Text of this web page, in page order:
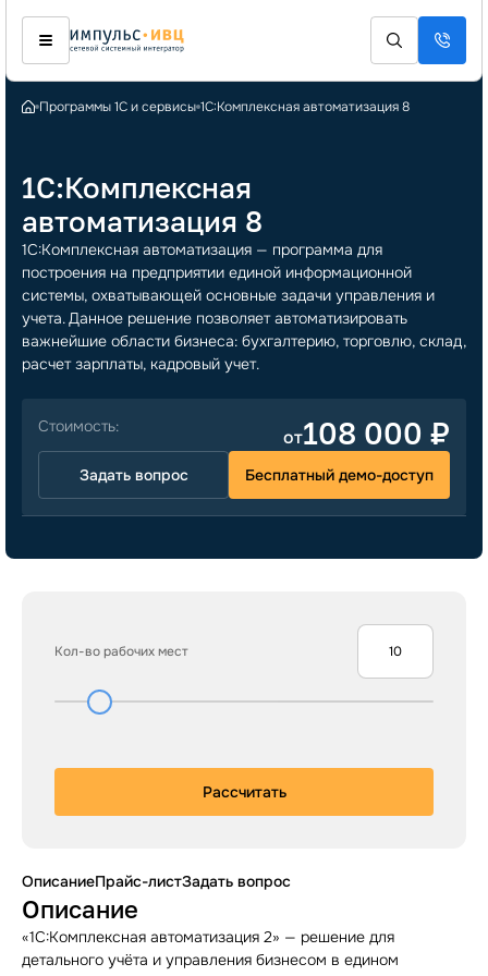
Программы 1С и сервисы 1С:Комплексная автоматизация 8
1С:Комплексная
автоматизация 8
1С:Комплексная автоматизация — программа для
построения на предприятии единой информационной
системы, охватывающей основные задачи управления и
учета. Данное решение позволяет автоматизировать
важнейшие области бизнеса: бухгалтерию, торговлю, склад,
расчет зарплаты, кадровый учет.
от108 000 ₽
Задать вопрос Бесплатный демо-доступ
ОписаниеПрайс-листЗадать вопрос
Описание
«1С:Комплексная автоматизация 2» — решение для
детального учёта и управления бизнесом в едином
Кол-во рабочих мест
Рассчитать